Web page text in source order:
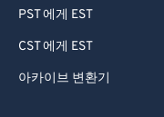
PST 에게 EST
CST 에게 EST
아카이브 변환기